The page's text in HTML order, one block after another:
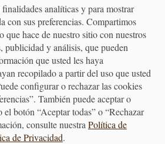
verduras, entre otros.
miso, es todo un clásico del
analíticas y para mostrar
con sus preferencias. Compartimos
que hace de nuestro sitio con nuestros
publicidad y análisis, que pueden
que usted les haya
recopilado a partir del uso que usted
configurar o rechazar las cookies
También puede aceptar o
el botón “Aceptar todas” o “Rechazar
consulte nuestra Política de
de Privacidad.